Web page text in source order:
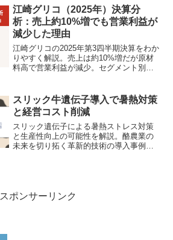
江崎グリコ（2025年）決算分
析：売上約10%増でも営業利益が
減少した理由
江崎グリコの2025年第3四半期決算をわか
りやすく解説。売上は約10%増だが原材
料高で営業利益が減少。セグメント別の
スリック牛遺伝子導入で暑熱対策
と経営コスト削減
スリック遺伝子による暑熱ストレス対策
と生産性向上の可能性を解説。酪農業の
未来を切り拓く革新的技術の導入事例と
スポンサーリンク